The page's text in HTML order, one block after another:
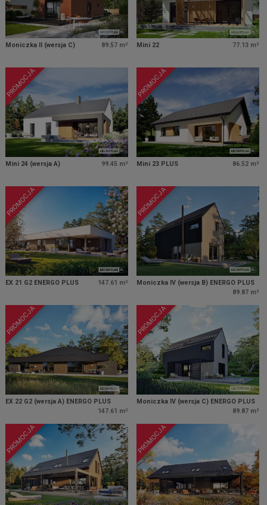
Moniczka II (wersja C) 89.57 m² Mini 22 77.13 m²
PROMOCJA
Mini 24 (wersja A) 99.45 m²
PROMOCJA
Mini 23 PLUS 86.52 m²
PROMOCJA
EX 21 G2 ENERGO PLUS 147.61 m²
PROMOCJA
Moniczka IV (wersja B) ENERGO PLUS
89.87 m²
PROMOCJA
EX 22 G2 (wersja A) ENERGO PLUS
147.61 m²
PROMOCJA
Moniczka IV (wersja C) ENERGO PLUS
89.87 m²
PROMOCJA PROMOCJA